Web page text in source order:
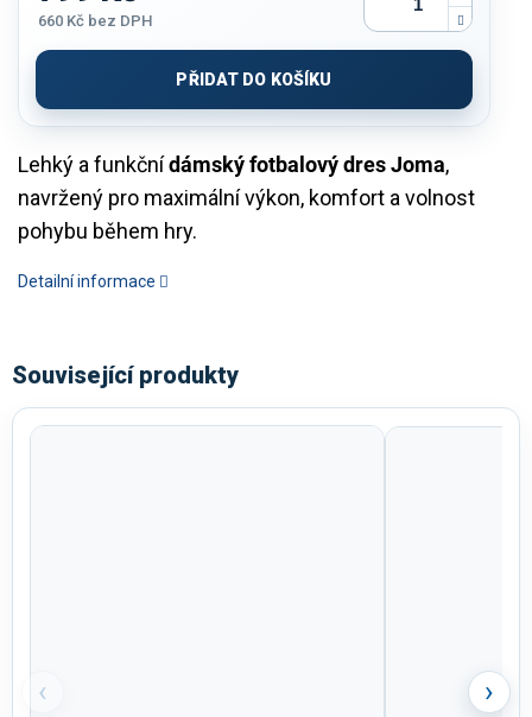
Lehký a funkčnídámský fotbalový dres Joma,
navržený pro maximální výkon, komfort a volnost
pohybu během hry.
Detailní informace
660 Kč bez DPH
cena:
PŘIDAT DO KOŠÍKU
Související produkty
‹ ›